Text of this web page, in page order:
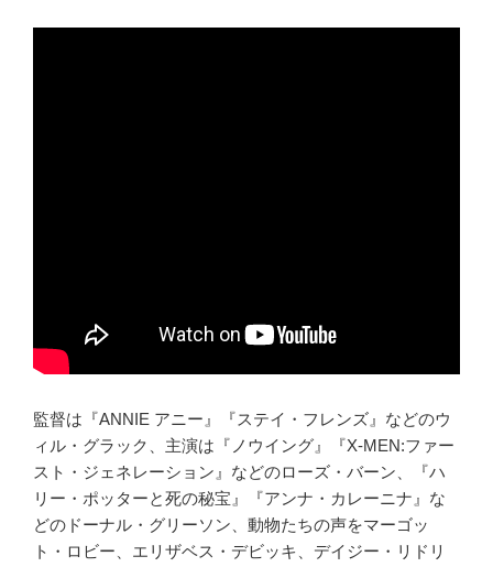
監督は『ANNIE アニー』『ステイ・フレンズ』などのウ
ィル・グラック、主演は『ノウイング』『X-MEN:ファー
スト・ジェネレーション』などのローズ・バーン、『ハ
リー・ポッターと死の秘宝』『アンナ・カレーニナ』な
どのドーナル・グリーソン、動物たちの声をマーゴッ
ト・ロビー、エリザベス・デビッキ、デイジー・リドリ